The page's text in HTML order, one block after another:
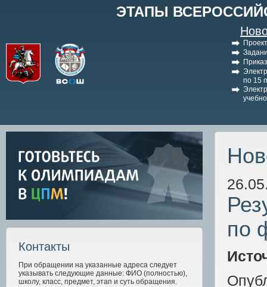
ЭТАПЫ
по 15
Контакты
При обращении на указанные адреса следует
указывать следующие данные: ФИО (полностью),
школу, класс, предмет, этап и суть обращения.
по